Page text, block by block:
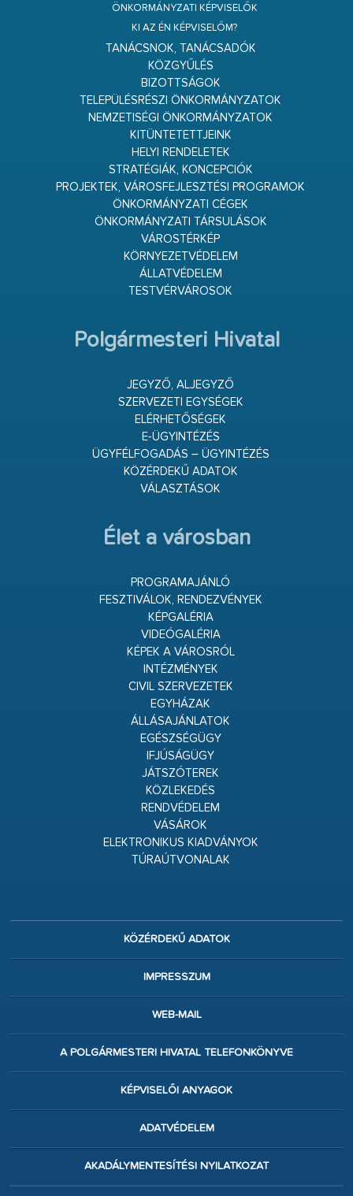
ÖNKORMÁNYZATI KÉPVISELŐK
KI AZ ÉN KÉPVISELŐM?
TANÁCSNOK, TANÁCSADÓK
KÖZGYŰLÉS
BIZOTTSÁGOK
TELEPÜLÉSRÉSZI ÖNKORMÁNYZATOK
NEMZETISÉGI ÖNKORMÁNYZATOK
KITÜNTETETTJEINK
HELYI RENDELETEK
STRATÉGIÁK, KONCEPCIÓK
PROJEKTEK, VÁROSFEJLESZTÉSI PROGRAMOK
ÖNKORMÁNYZATI CÉGEK
ÖNKORMÁNYZATI TÁRSULÁSOK
VÁROSTÉRKÉP
KÖRNYEZETVÉDELEM
ÁLLATVÉDELEM
TESTVÉRVÁROSOK
Polgármesteri Hivatal
JEGYZŐ, ALJEGYZŐ
SZERVEZETI EGYSÉGEK
ELÉRHETŐSÉGEK
E-ÜGYINTÉZÉS
ÜGYFÉLFOGADÁS – ÜGYINTÉZÉS
KÖZÉRDEKŰ ADATOK
VÁLASZTÁSOK
Élet a városban
PROGRAMAJÁNLÓ
FESZTIVÁLOK, RENDEZVÉNYEK
KÉPGALÉRIA
VIDEÓGALÉRIA
KÉPEK A VÁROSRÓL
INTÉZMÉNYEK
CIVIL SZERVEZETEK
EGYHÁZAK
ÁLLÁSAJÁNLATOK
EGÉSZSÉGÜGY
IFJÚSÁGÜGY
JÁTSZÓTEREK
KÖZLEKEDÉS
RENDVÉDELEM
VÁSÁROK
ELEKTRONIKUS KIADVÁNYOK
TÚRAÚTVONALAK
KÖZÉRDEKŰ ADATOK
IMPRESSZUM
WEB-MAIL
A POLGÁRMESTERI HIVATAL TELEFONKÖNYVE
KÉPVISELŐI ANYAGOK
ADATVÉDELEM
AKADÁLYMENTESÍTÉSI NYILATKOZAT